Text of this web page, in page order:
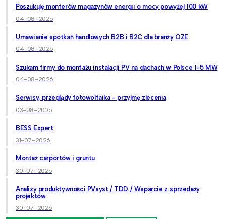
Poszukuję monterów magazynów energii o mocy powyżej 100 kW
04-08-2026
Umawianie spotkań handlowych B2B i B2C dla branży OZE
04-08-2026
Szukam firmy do montażu instalacji PV na dachach w Polsce 1-5 MW
04-08-2026
Serwisy, przeglądy fotowoltaika - przyjmę zlecenia
03-08-2026
BESS Expert
31-07-2026
Montaż carportów i gruntu
30-07-2026
Analizy produktywności PVsyst / TDD / Wsparcie z sprzedaży
projektów
30-07-2026